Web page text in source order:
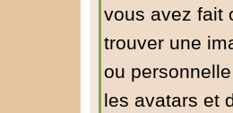
vous avez fait
trouver une
ou
les avatars et